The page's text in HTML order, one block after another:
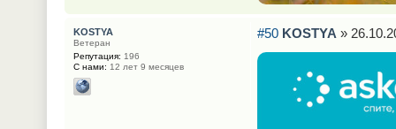
#50 KOSTYA »
KOSTYA
Ветеран
Репутация: 196
С нами: 12 лет 9 месяцев